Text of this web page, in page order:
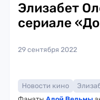
Элизабет
сериале
29 сентября 2022
Новости кино